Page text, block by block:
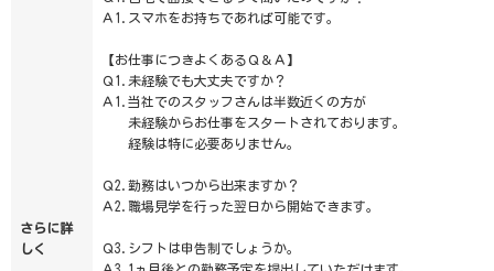
さらに詳
しく
Ａ1.スマホをお持ちであれば可能です。
【お仕事につきよくあるＱ＆Ａ】
Ｑ1.未経験でも大丈夫ですか？
Ａ1.当社でのスタッフさんは半数近くの方が
未経験からお仕事をスタートされております。
経験は特に必要ありません。
Ｑ2.勤務はいつから出来ますか？
Ａ2.職場見学を行った翌日から開始できます。
Ｑ3.シフトは申告制でしょうか。